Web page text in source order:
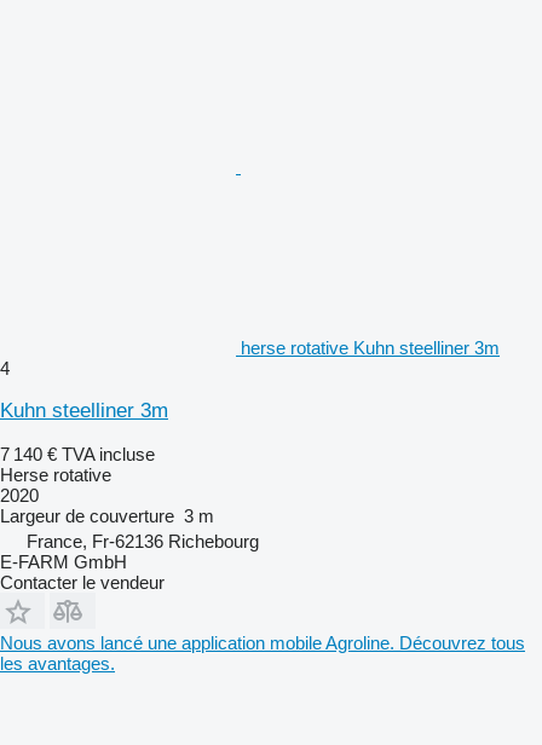
herse rotative Kuhn steelliner 3m
4
Kuhn steelliner 3m
7 140 € TVA incluse
Herse rotative
2020
Largeur de couverture 3 m
France, Fr-62136 Richebourg
E-FARM GmbH
Contacter le vendeur
Nous avons lancé une application mobile Agroline. Découvrez tous
les avantages.